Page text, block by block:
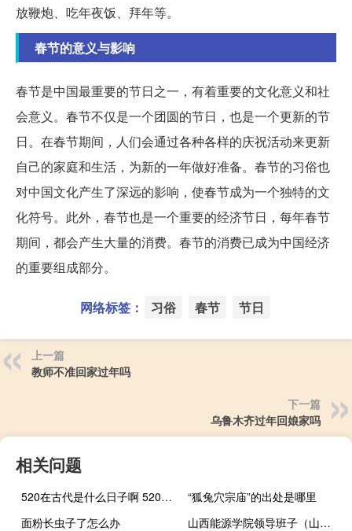
放鞭炮、吃年夜饭、拜年等。
春节的意义与影响
春节是中国最重要的节日之一，有着重要的文化意义和社
会意义。春节不仅是一个团圆的节日，也是一个更新的节
日。在春节期间，人们会通过各种各样的庆祝活动来更新
自己的家庭和生活，为新的一年做好准备。春节的习俗也
对中国文化产生了深远的影响，使春节成为一个独特的文
化符号。此外，春节也是一个重要的经济节日，每年春节
期间，都会产生大量的消费。春节的消费已成为中国经济
的重要组成部分。
网络标签： 习俗 春节 节日
上一篇
教师不准回家过年吗
下一篇
乌鲁木齐过年回娘家吗
相关问题
520在古代是什么日子啊 520在古代是什么日子
“狐兔穴宗庙”的出处是哪里
面粉长虫子了怎么办
山西能源学院领导班子（山西能源学院是几本）